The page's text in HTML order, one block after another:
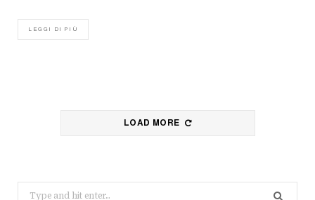
LEGGI DI PIÙ
LOAD MORE
Search